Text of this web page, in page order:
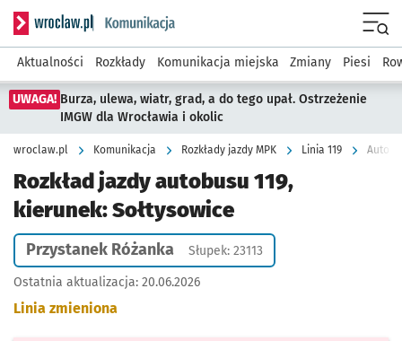
Serwis informacyjny wroclaw.pl podserwis: Komunikacja
Aktualności Rozkłady Komunikacja miejska Zmiany Piesi
UWAGA! Burza, ulewa, wiatr, grad, a do tego upał. Ostrzeżenie
IMGW dla Wrocławia i okolic
wroclaw.pl Komunikacja Rozkłady jazdy MPK Linia 119
Rozkład jazdy autobusu 119,
kierunek: Sołtysowice
Przystanek Różanka Słupek: 23113
Ostatnia aktualizacja: 20.06.2026
Linia zmieniona